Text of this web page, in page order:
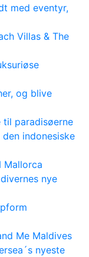
med eventyr,
Villas & The
og blive
til paradisøerne
indonesiske
Mallorca
nye
Me Maldives
nyeste